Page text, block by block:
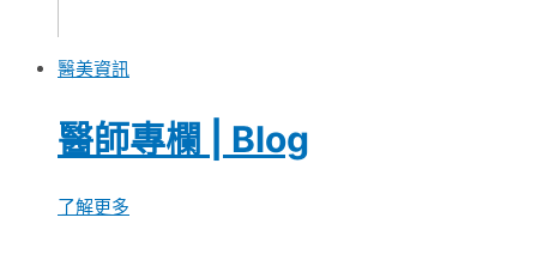
醫美資訊
醫師專欄 | Blog
了解更多